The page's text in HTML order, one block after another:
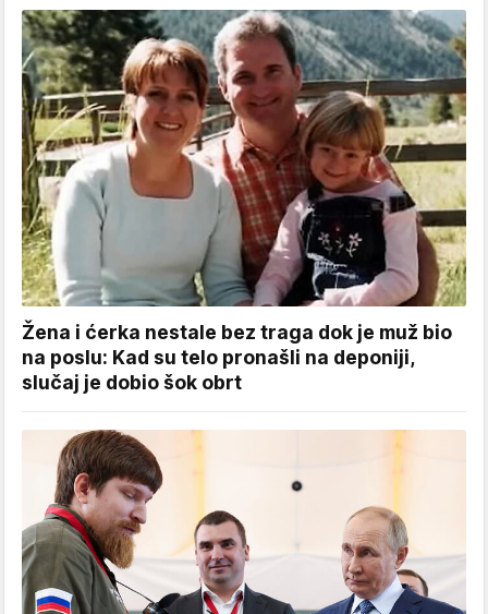
Žena i ćerka nestale bez traga dok je muž bio
na poslu: Kad su telo pronašli na deponiji,
slučaj je dobio šok obrt